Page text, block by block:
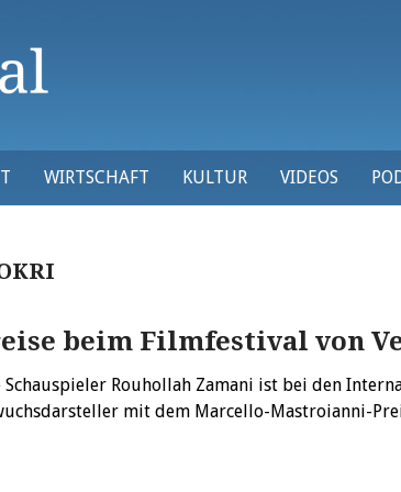
WIRTSCHAFT KULTUR VIDEOS
beim Filmfestival von
Schauspieler Rouhollah Zamani ist bei den
mit dem Marcello-Mastroianni-